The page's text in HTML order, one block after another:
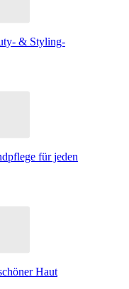
& Styling-
für jeden
Haut